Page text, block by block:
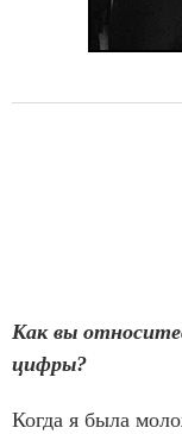
Как вы
цифры?
Когда я была